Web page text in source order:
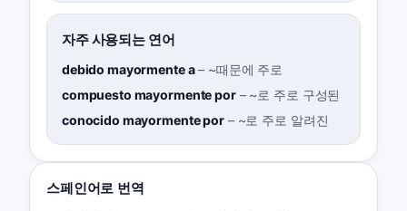
자주 사용되는 연어
debido mayormente a– ~때문에 주로
compuesto mayormente por– ~로 주로 구성된
conocido mayormente por– ~로 주로 알려진
스페인어로 번역